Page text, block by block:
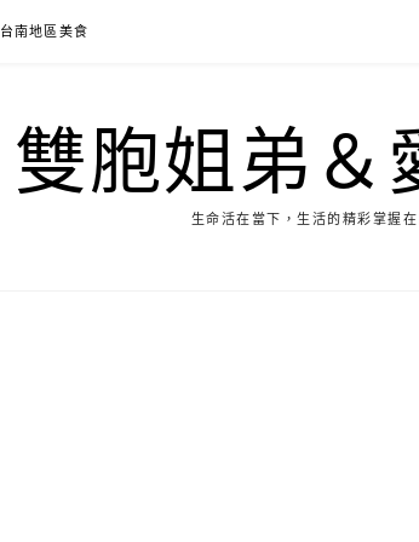
台南地區美食
雙胞姐弟＆
生命活在當下，生活的精彩掌握